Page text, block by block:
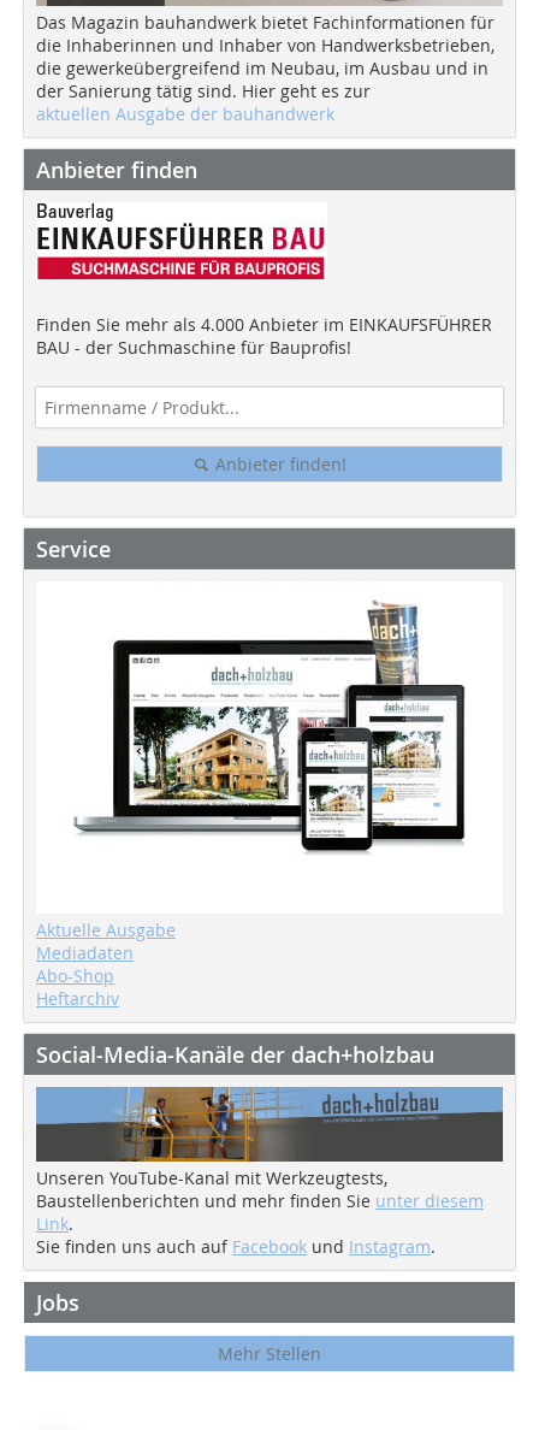
Das Magazin bauhandwerk bietet Fachinformationen für
die Inhaberinnen und Inhaber von Handwerksbetrieben,
die gewerkeübergreifend im Neubau, im Ausbau und in
der Sanierung tätig sind. Hier geht es zur
aktuellen Ausgabe der bauhandwerk
Anbieter finden
Finden Sie mehr als 4.000 Anbieter im EINKAUFSFÜHRER
BAU - der Suchmaschine für Bauprofis!
Anbieter finden!
Service
Aktuelle Ausgabe
Mediadaten
Abo-Shop
Heftarchiv
Social-Media-Kanäle der dach+holzbau
Unseren YouTube-Kanal mit Werkzeugtests,
Baustellenberichten und mehr finden Sie unter diesem
Link.
Sie finden uns auch auf Facebook und Instagram.
Jobs
Mehr Stellen